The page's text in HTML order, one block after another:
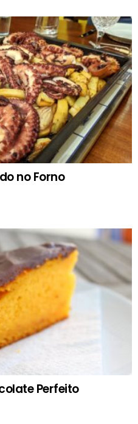
no Forno
Perfeito